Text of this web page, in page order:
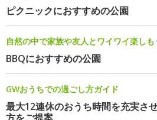
ピクニックにおすすめの公園
自然の中で家族や友人とワイワイ楽しも
BBQにおすすめの公園
GWおうちでの過ごし方ガイド
最大12連休のおうち時間を充実さ